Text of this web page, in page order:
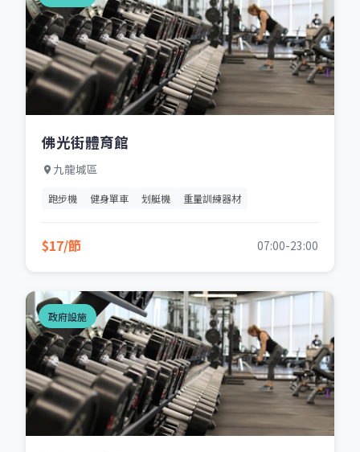
佛光街體育館
九龍城區
跑步機 健身單車 划艇機 重量訓練器材
$17/節 07:00-23:00
政府設施